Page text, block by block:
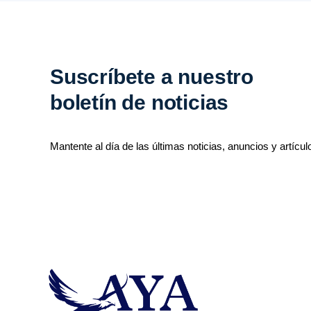
Suscríbete a nuestro
boletín de noticias
Mantente al día de las últimas noticias, anuncios y